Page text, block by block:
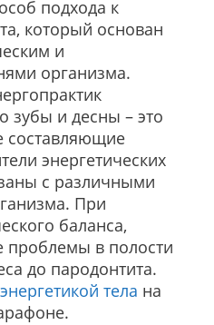
подхода к
который основан
и
организма.
зубы и десны – это
составляющие
энергетических
с различными
При
баланса,
проблемы в полости
до пародонтита.
тела на